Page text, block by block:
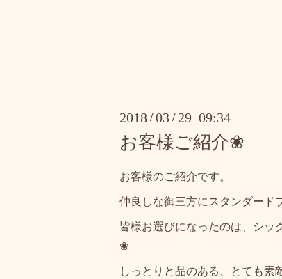
2018 /03 / 29 09:34
お客様ご紹介❀
お客様のご紹介です。
仲良しな御三方にスタンダード
皆様お選びになったのは、シッ
❀
しっとりと品のある、とても素